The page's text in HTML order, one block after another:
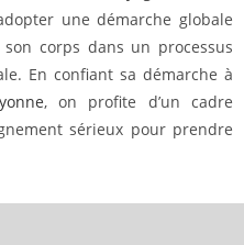
une démarche globale
corps dans un processus
En confiant sa démarche à
, on profite d’un cadre
sérieux pour prendre